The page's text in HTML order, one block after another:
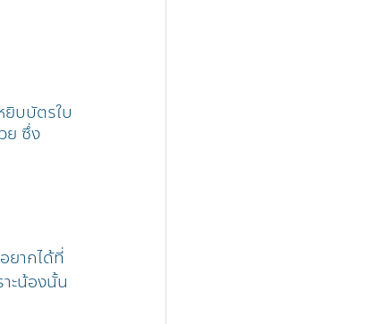
ยิบบัตรใบ
ย ซึ่ง
ยากได้ที่
ะน้องนั้น